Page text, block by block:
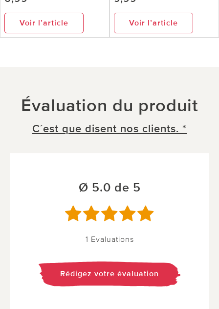
Voir l’article Voir l’article
Évaluation du produit
C´est que disent nos clients. *
Ø 5.0 de 5
1 Evaluations
Rédigez votre évaluation